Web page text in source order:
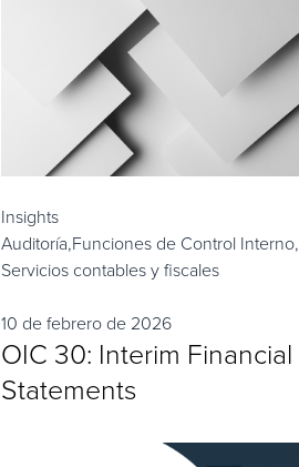
Insights
Auditoría,Funciones de Control Interno,
Servicios contables y fiscales
10 de febrero de 2026
OIC 30: Interim Financial
Statements